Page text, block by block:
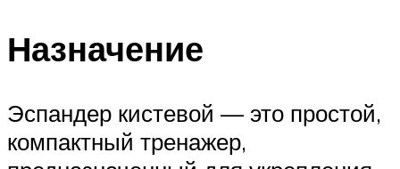
Назначение
Эспандер кистевой — это простой,
компактный тренажер,